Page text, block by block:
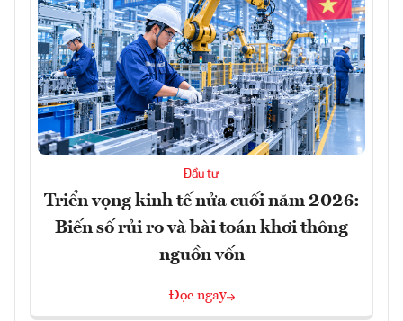
Đầu tư
Triển vọng kinh tế nửa cuối năm 2026:
Biến số rủi ro và bài toán khơi thông
nguồn vốn
Đọc ngay